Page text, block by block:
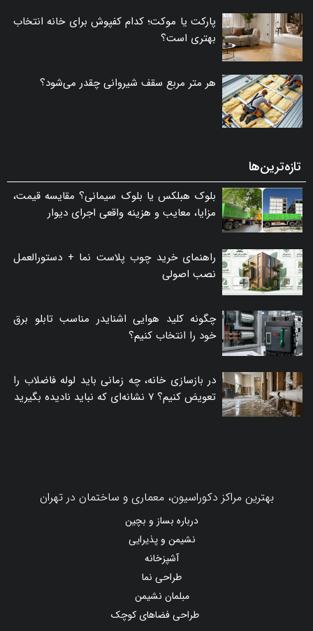
پارکت یا موکت؛ کدام کفپوش برای خانه انتخاب
بهتری است؟
هر متر مربع سقف شیروانی چقدر می‌شود؟
تازه‌ترین‌ها
بلوک هبلکس یا بلوک سیمانی؟ مقایسه قیمت،
مزایا، معایب و هزینه واقعی اجرای دیوار
راهنمای خرید چوب پلاست نما + دستورالعمل
نصب اصولی
چگونه کلید هوایی اشنایدر مناسب تابلو برق
خود را انتخاب کنیم؟
در بازسازی خانه، چه زمانی باید لوله فاضلاب را
تعویض کنیم؟ ۷ نشانه‌ای که نباید نادیده بگیرید
بهترین مراکز دکوراسیون، معماری و ساختمان در تهران
درباره بساز و بچین
نشیمن و پذیرایی
آشپزخانه
طراحی نما
مبلمان نشیمن
طراحی فضاهای کوچک